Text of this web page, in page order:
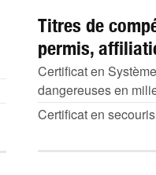
Titres de
permis,
Certificat en
dangereuses en
Certificat en